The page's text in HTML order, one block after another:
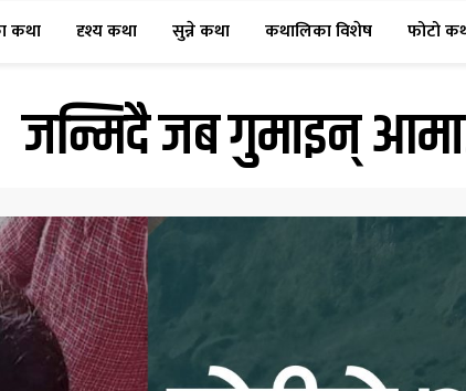
कथा(current)
दृश्य कथा(current)
सुन्ने कथा(current)कथालिका विशेष(current)
फोटो
जन्मिदै जब गुमाइन्